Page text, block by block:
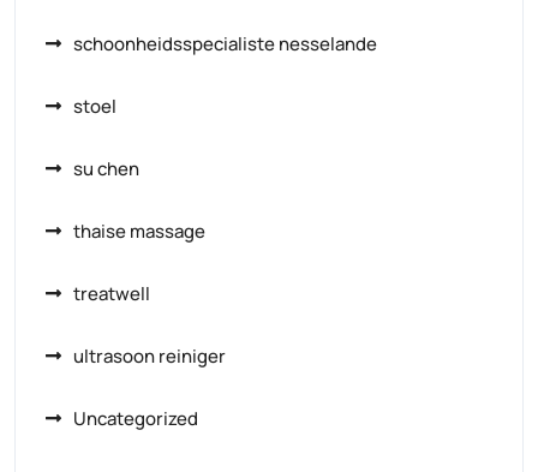
schoonheidsspecialiste nesselande
stoel
su chen
thaise massage
treatwell
ultrasoon reiniger
Uncategorized